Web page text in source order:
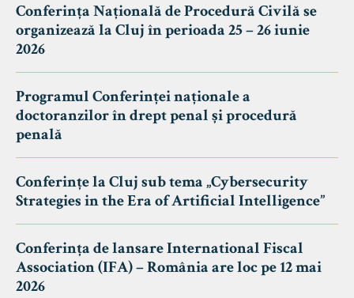
Conferința Națională de Procedură Civilă se
organizează la Cluj în perioada 25 – 26 iunie
2026
Programul Conferinței naționale a
doctoranzilor în drept penal și procedură
penală
Conferințe la Cluj sub tema „Cybersecurity
Strategies in the Era of Artificial Intelligence”
Conferința de lansare International Fiscal
Association (IFA) – România are loc pe 12 mai
2026